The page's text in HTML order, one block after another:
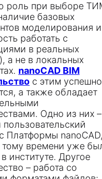
роль при выборе
базовых
моделирования и
работать с
в реальных
а не в локальных
nanoCAD BIM
с этим успешно
а также обладает
Одно из них –
Платформы nanoCAD,
тому времени уже
институте. Другое
– работа со